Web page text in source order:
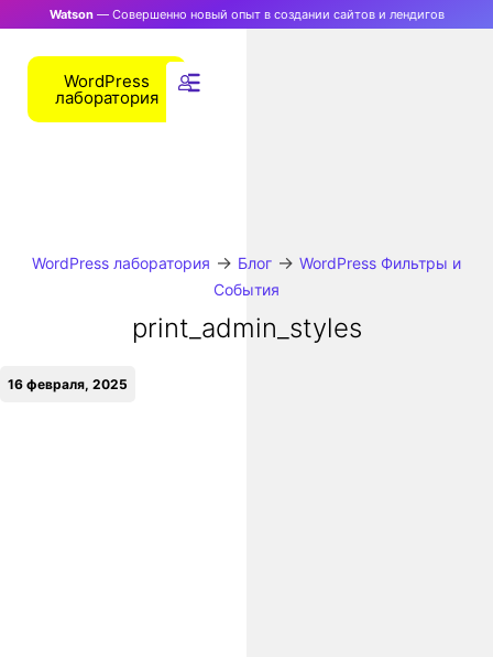
Watson— Совершенно новый опыт в создании сайтов и лендигов
WordPress
лаборатория
WordPress лаборатория → Блог → WordPress Фильтры и
События
print_admin_styles
16 февраля, 2025